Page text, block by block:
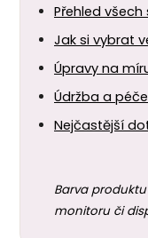
Přehled všech
Jak si vybrat
Úpravy na
Údržba a péče
Nejčastější
Barva
monitoru či